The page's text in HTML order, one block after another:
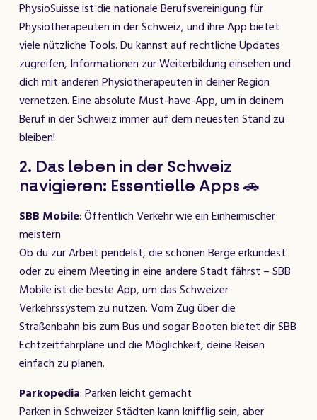
PhysioSuisse ist die nationale Berufsvereinigung für
Physiotherapeuten in der Schweiz, und ihre App bietet
viele nützliche Tools. Du kannst auf rechtliche Updates
zugreifen, Informationen zur Weiterbildung einsehen und
dich mit anderen Physiotherapeuten in deiner Region
vernetzen. Eine absolute Must-have-App, um in deinem
Beruf in der Schweiz immer auf dem neuesten Stand zu
bleiben!
2. Das leben in der Schweiz
navigieren: Essentielle Apps 🚗
SBB Mobile: Öffentlich Verkehr wie ein Einheimischer
meistern
Ob du zur Arbeit pendelst, die schönen Berge erkundest
oder zu einem Meeting in eine andere Stadt fährst – SBB
Mobile ist die beste App, um das Schweizer
Verkehrssystem zu nutzen. Vom Zug über die
Straßenbahn bis zum Bus und sogar Booten bietet dir SBB
Echtzeitfahrpläne und die Möglichkeit, deine Reisen
einfach zu planen.
Parkopedia: Parken leicht gemacht
Parken in Schweizer Städten kann knifflig sein, aber